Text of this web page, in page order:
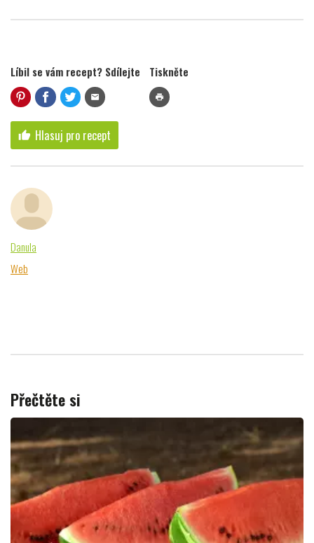
Líbil se vám recept? Sdílejte
mail
Tiskněte
print
thumb_up Hlasuj pro recept
Danula
Web
Přečtěte si